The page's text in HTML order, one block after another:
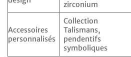
zirconium
Accessoires
personnalisés
Collection
Talismans,
pendentifs
symboliques